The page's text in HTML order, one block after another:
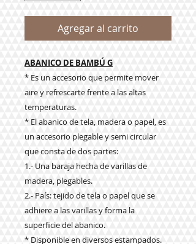
Agregar al carrito
ABANICO DE BAMBÚ G
* Es un accesorio que permite mover
aire y refrescarte frente a las altas
temperaturas.
* El abanico de tela, madera o papel, es
un accesorio plegable y semi circular
que consta de dos partes:
1.- Una baraja hecha de varillas de
madera, plegables.
2.- País: tejido de tela o papel que se
adhiere a las varillas y forma la
superficie del abanico.
* Disponible en diversos estampados.